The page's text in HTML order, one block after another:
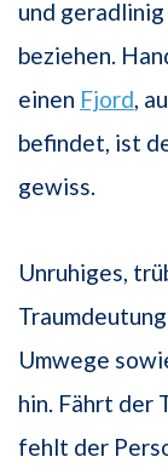
und
beziehen.
einen Fjord ,
befindet, ist
gewiss.
Unruhiges,
Umwege
hin. Fährt der
fehlt der